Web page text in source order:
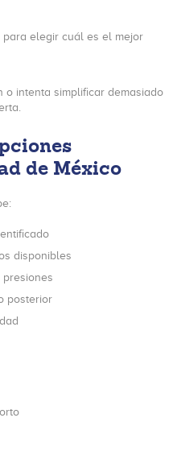
para elegir cuál es el mejor
intenta simplificar demasiado
de México
disponibles
presiones
posterior